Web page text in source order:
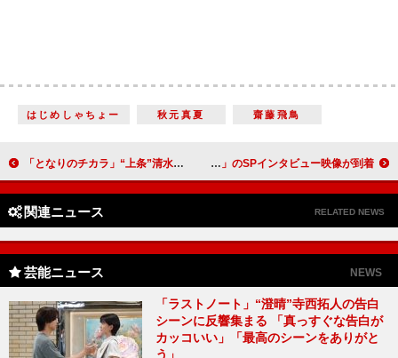
はじめしゃちょー 秋元真夏 齋藤飛鳥
「となりのチカラ」“上条”清水尋也の正体が判明 「上条くんにもらい泣きして、“チカラ”松本潤の涙目に感動した」 亀梨和也、演じた鏑木は「白に近いグレーな人間」 「連続ドラマW 正体」のSPインタビュー映像が到着
関連ニュース RELATED NEWS
芸能ニュース NEWS
「ラストノート」“澄晴”寺西拓人の告白
シーンに反響集まる 「真っすぐな告白が
カッコいい」「最高のシーンをありがと
う」